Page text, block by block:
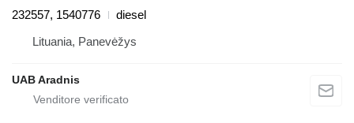
232557, 1540776
diesel
Lituania, Panevėžys
UAB Aradnis